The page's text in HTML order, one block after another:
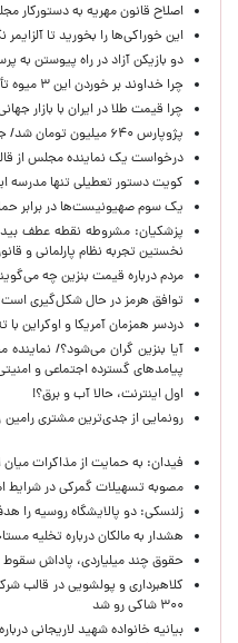
اصلاح قانون مهریه به دستورکار
این خوراکی‌ها را بخورید تا آلزایمر
دو بازیکن آزاد در راه پیوستن به
چرا خداوند بر خوردن این ۳ میوه تأکید کرده است؟!
چرا قیمت طلا در ایران با بازار
پژوپارس ۶۴۰ میلیون تومان شد/ جدول قیمت مدل‌های مختلف خودرو
درخواست یک نماینده مجلس از
کویت دستور تعطیلی تنها مدرسه
یک‌ سوم صهیونیست‌ها در برابر
پزشکیان: مشروطه نقطه عطف
نخستین تجربه نظام پارلمانی و
مردم درباره قیمت بنزین چه
توافق هرمز در حال شکل‌گیری
دردسر همزمان آمریکا و اوکراین
آیا بنزین گران می‌شود؟/
پیامدهای گسترده اجتماعی و
اول اینترنت، حالا آب و برق؟!
رونمایی از جدی‌ترین مشتری
فیدان: به حمایت از مذاکرات میان
مصوبه تسهیلات گمرکی در شرایط
زلنسکی: دو پالایشگاه روسیه را
هشدار به مالکان درباره تخلیه
حقوق چند میلیاردی، پاداش
کلاهبرداری و پولشویی در قالب
۳۰۰ شاکی رو شد
بیانیه خانواده شهید لاریجانی